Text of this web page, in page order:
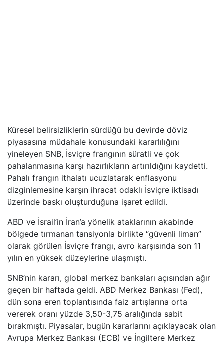
Küresel belirsizliklerin sürdüğü bu devirde döviz
piyasasına müdahale konusundaki kararlılığını
yineleyen SNB, İsviçre frangının süratli ve çok
pahalanmasına karşı hazırlıkların artırıldığını kaydetti.
Pahalı frangın ithalatı ucuzlatarak enflasyonu
dizginlemesine karşın ihracat odaklı İsviçre iktisadı
üzerinde baskı oluşturduğuna işaret edildi.
ABD ve İsrail’in İran’a yönelik ataklarının akabinde
bölgede tırmanan tansiyonla birlikte “güvenli liman”
olarak görülen İsviçre frangı, avro karşısında son 11
yılın en yüksek düzeylerine ulaşmıştı.
SNB’nin kararı, global merkez bankaları açısından ağır
geçen bir haftada geldi. ABD Merkez Bankası (Fed),
dün sona eren toplantısında faiz artışlarına orta
vererek oranı yüzde 3,50-3,75 aralığında sabit
bırakmıştı. Piyasalar, bugün kararlarını açıklayacak olan
Avrupa Merkez Bankası (ECB) ve İngiltere Merkez